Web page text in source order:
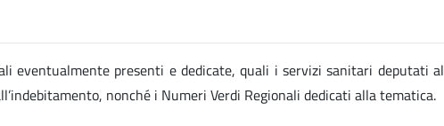
eventualmente presenti e dedicate, quali i servizi sanitari deputati al
nonché i Numeri Verdi Regionali dedicati alla tematica.